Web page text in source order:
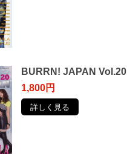
BURRN! JAPAN Vol.20
1,800円
詳しく見る